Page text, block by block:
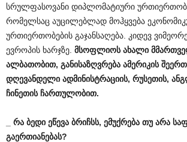
სრულფასოვანი დიპლომატიური
რომელსაც აუცილებლად მოჰყვება
ურთიერთობების გაჯანსაღება. კიდევ
ევროპის ხარჯზე. მსოფლიოს ახალი
ალბათობით, განისაზღვრება ამერიკის
დღევანდელი ადმინისტრაციის, რუსეთის,
ჩინეთის ჩართულობით.
რა ბედი ეწევა ბრიჩსს, ემუქრება თუ არა
გაერთიანებას?